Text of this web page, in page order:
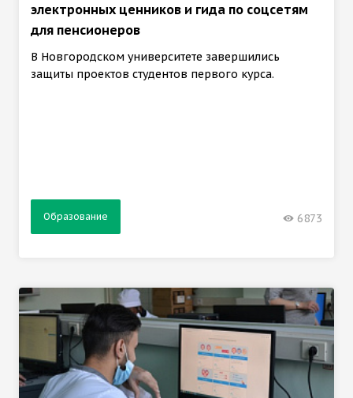
электронных ценников и гида по соцсетям
для пенсионеров
В Новгородском университете завершились
защиты проектов студентов первого курса.
Образование 6873